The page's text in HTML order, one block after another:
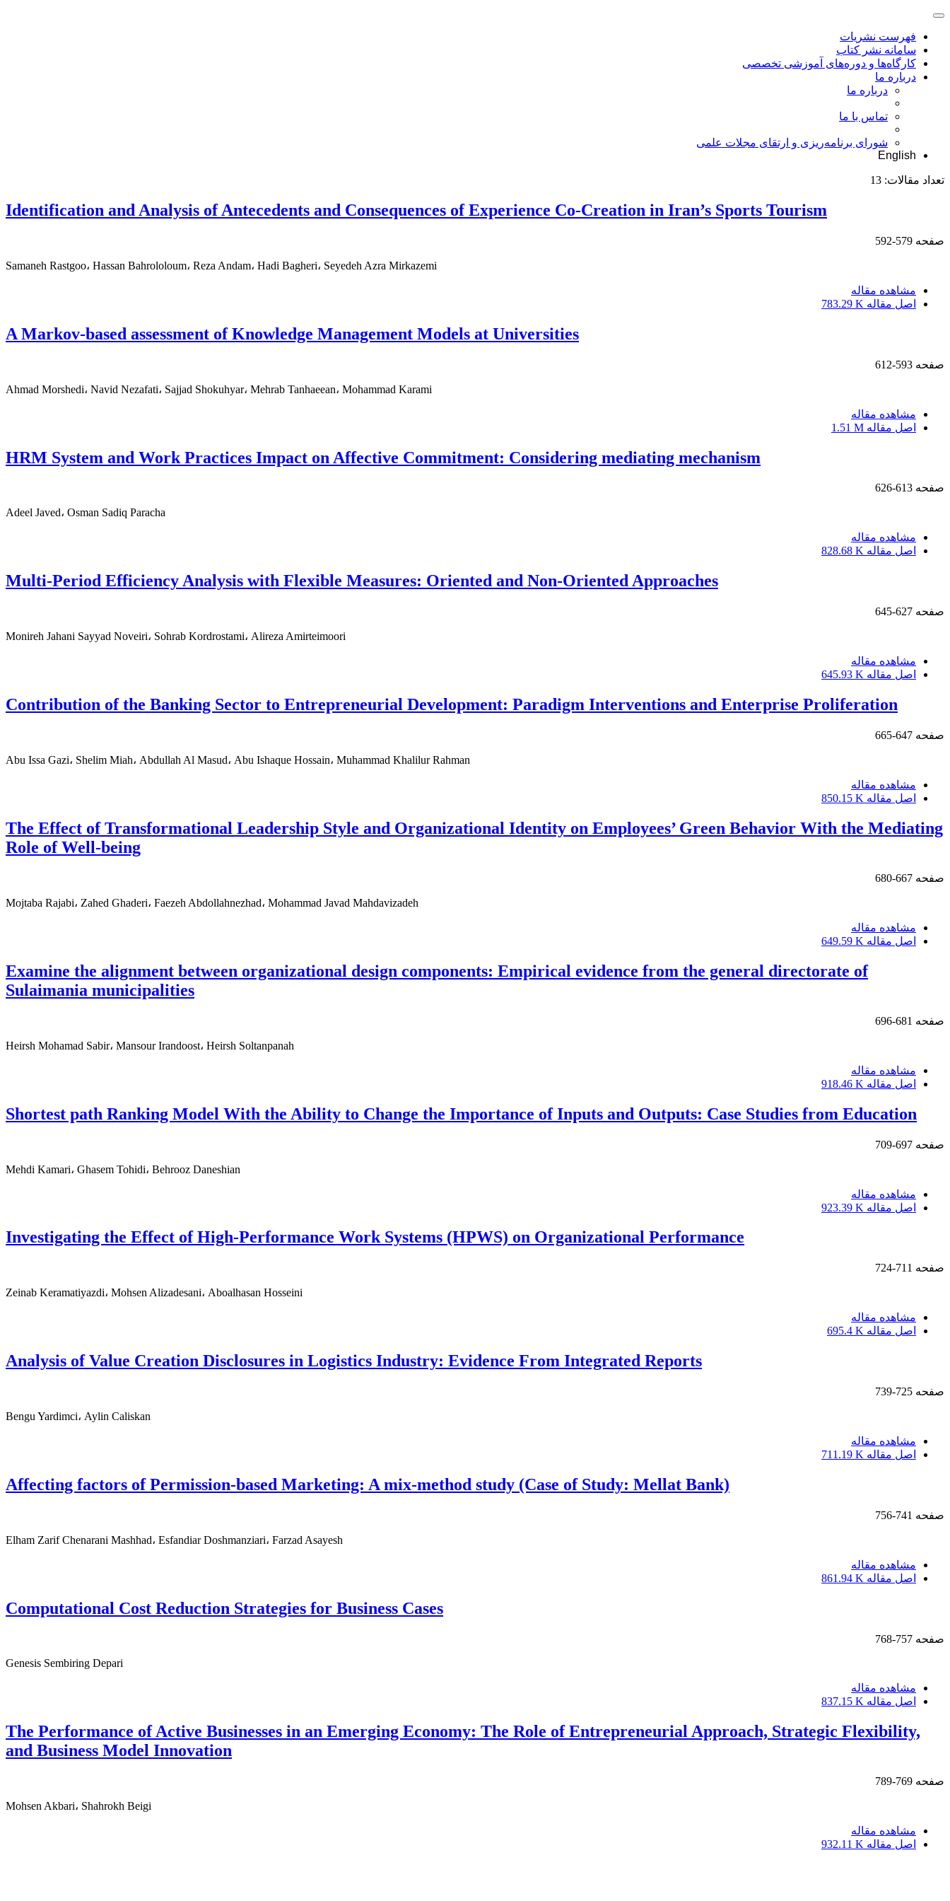
فهرست نشریات
سامانه نشر کتاب
کارگاه‌ها و دوره‌های آموزشی تخصصی
درباره ما
درباره ما
تماس با ما
شورای برنامه‌ریزی و ارتقای مجلات علمی
English
تعداد مقالات: 13
Identification and Analysis of Antecedents and Consequences of Experience Co-Creation in Iran’s Sports Tourism
صفحه 579-592
Samaneh Rastgoo، Hassan Bahrololoum، Reza Andam، Hadi Bagheri، Seyedeh Azra Mirkazemi
مشاهده مقاله
اصل مقاله 783.29 K
A Markov-based assessment of Knowledge Management Models at Universities
صفحه 593-612
Ahmad Morshedi، Navid Nezafati، Sajjad Shokuhyar، Mehrab Tanhaeean، Mohammad Karami
مشاهده مقاله
اصل مقاله 1.51 M
HRM System and Work Practices Impact on Affective Commitment: Considering mediating mechanism
صفحه 613-626
Adeel Javed، Osman Sadiq Paracha
مشاهده مقاله
اصل مقاله 828.68 K
Multi-Period Efficiency Analysis with Flexible Measures: Oriented and Non-Oriented Approaches
صفحه 627-645
Monireh Jahani Sayyad Noveiri، Sohrab Kordrostami، Alireza Amirteimoori
مشاهده مقاله
اصل مقاله 645.93 K
Contribution of the Banking Sector to Entrepreneurial Development: Paradigm Interventions and Enterprise Proliferation
صفحه 647-665
Abu Issa Gazi، Shelim Miah، Abdullah Al Masud، Abu Ishaque Hossain، Muhammad Khalilur Rahman
مشاهده مقاله
اصل مقاله 850.15 K
The Effect of Transformational Leadership Style and Organizational Identity on Employees’ Green Behavior With the Mediating
Role of Well-being
صفحه 667-680
Mojtaba Rajabi، Zahed Ghaderi، Faezeh Abdollahnezhad، Mohammad Javad Mahdavizadeh
مشاهده مقاله
اصل مقاله 649.59 K
Examine the alignment between organizational design components: Empirical evidence from the general directorate of
Sulaimania municipalities
صفحه 681-696
Heirsh Mohamad Sabir، Mansour Irandoost، Heirsh Soltanpanah
مشاهده مقاله
اصل مقاله 918.46 K
Shortest path Ranking Model With the Ability to Change the Importance of Inputs and Outputs: Case Studies from Education
صفحه 697-709
Mehdi Kamari، Ghasem Tohidi، Behrooz Daneshian
مشاهده مقاله
اصل مقاله 923.39 K
Investigating the Effect of High-Performance Work Systems (HPWS) on Organizational Performance
صفحه 711-724
Zeinab Keramatiyazdi، Mohsen Alizadesani، Aboalhasan Hosseini
مشاهده مقاله
اصل مقاله 695.4 K
Analysis of Value Creation Disclosures in Logistics Industry: Evidence From Integrated Reports
صفحه 725-739
Bengu Yardimci، Aylin Caliskan
مشاهده مقاله
اصل مقاله 711.19 K
Affecting factors of Permission-based Marketing: A mix-method study (Case of Study: Mellat Bank)
صفحه 741-756
Elham Zarif Chenarani Mashhad، Esfandiar Doshmanziari، Farzad Asayesh
مشاهده مقاله
اصل مقاله 861.94 K
Computational Cost Reduction Strategies for Business Cases
صفحه 757-768
Genesis Sembiring Depari
مشاهده مقاله
اصل مقاله 837.15 K
The Performance of Active Businesses in an Emerging Economy: The Role of Entrepreneurial Approach, Strategic Flexibility,
and Business Model Innovation
صفحه 769-789
Mohsen Akbari، Shahrokh Beigi
مشاهده مقاله
اصل مقاله 932.11 K